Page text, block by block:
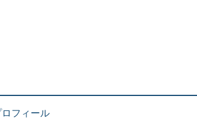
ロフィール